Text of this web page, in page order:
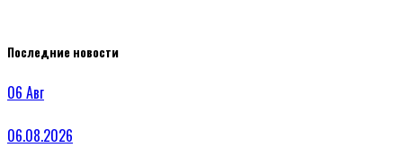
Последние новости
06 Авг
06.08.2026